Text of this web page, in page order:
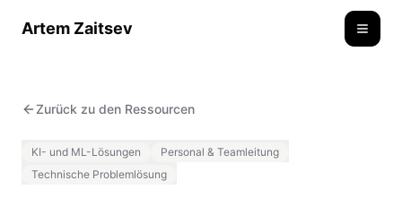
Artem Zaitsev
Zurück zu den Ressourcen
KI- und ML-Lösungen
Personal & Teamleitung
Technische Problemlösung